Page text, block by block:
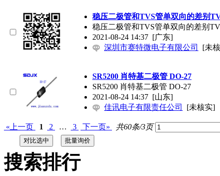
稳压二极管和TVS管单双向的差别
稳压二极管和TVS管单双向的差别
2021-08-24 14:37 [广东]
深圳市赛特微电子有限公司
[未
SR5200 肖特基二极管 DO-27
SR5200 肖特基二极管 DO-27
2021-08-24 14:37 [山东]
佳讯电子有限责任公司
[未核实]
«上一页 1 2 … 3 下一页» 共60条/3页
搜索排行